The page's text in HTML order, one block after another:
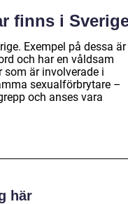
finns i
Exempel på dessa är
och har en våldsam
är involverade i
sexualförbrytare –
och anses vara
här